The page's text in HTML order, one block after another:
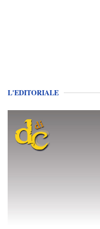
L'EDITORIALE